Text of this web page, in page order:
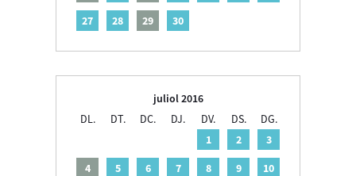
27
28 29 30
juliol 2016
DL.
DT. DC. DJ. DV. DS.
DG.
1
2
3
4
5 6 7 8 9
10